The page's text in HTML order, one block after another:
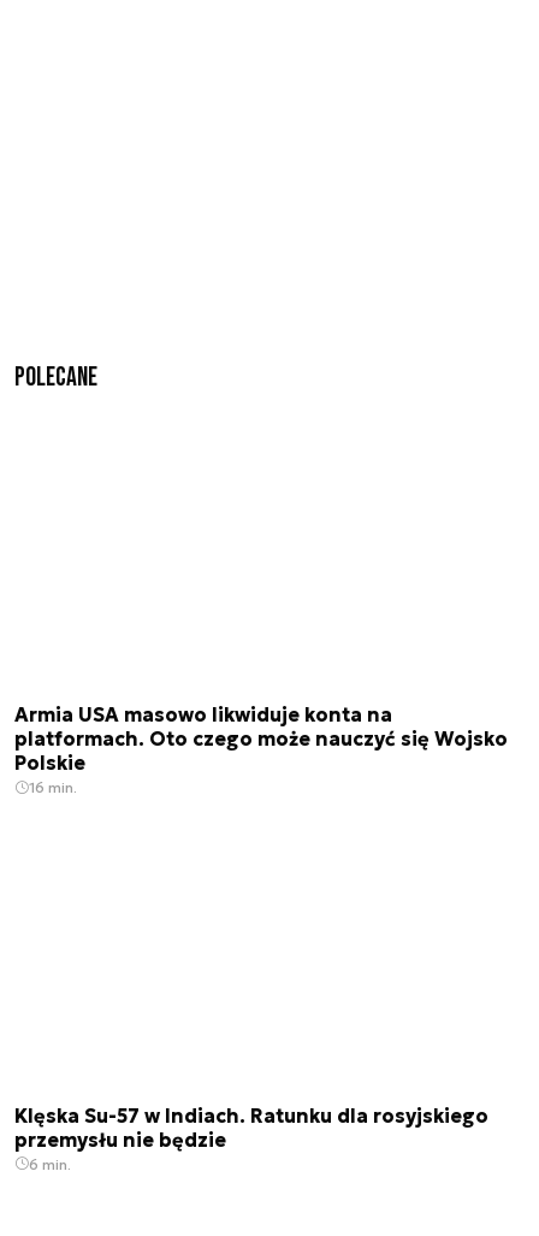
Polecane
Armia USA masowo likwiduje konta na
platformach. Oto czego może nauczyć się Wojsko
Polskie
16 min.
Klęska Su-57 w Indiach. Ratunku dla rosyjskiego
przemysłu nie będzie
6 min.